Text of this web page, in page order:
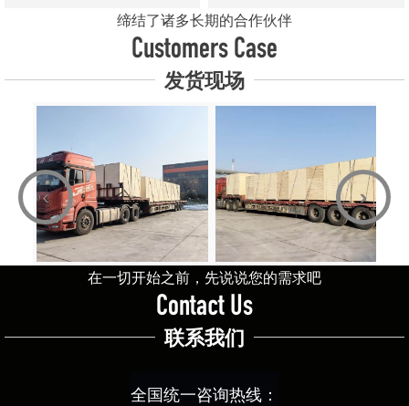
缔结了诸多长期的合作伙伴
Customers Case
发货现场
‹ ›
在一切开始之前，先说说您的需求吧
Contact Us
联系我们
全国统一咨询热线：